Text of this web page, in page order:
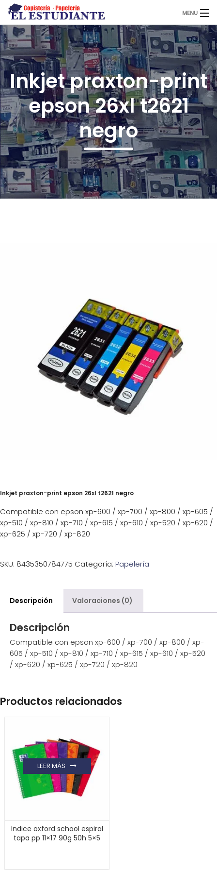
MENU
El Estudiante
Copistería
Papelería
Servicios
Novedades
¡Imprimir!
Inkjet praxton-print
epson 26xl t2621
negro
Inkjet praxton-print epson 26xl t2621 negro
Compatible con epson xp-600 / xp-700 / xp-800 / xp-605 /
xp-510 / xp-810 / xp-710 / xp-615 / xp-610 / xp-520 / xp-620 /
xp-625 / xp-720 / xp-820
SKU: 8435350784775 Categoría: Papelería
Descripción Valoraciones (0)
Descripción
Compatible con epson xp-600 / xp-700 / xp-800 / xp-
605 / xp-510 / xp-810 / xp-710 / xp-615 / xp-610 / xp-520
/ xp-620 / xp-625 / xp-720 / xp-820
Productos relacionados
Indice oxford school espiral
tapa pp 11×17 90g 50h 5×5
LEER MÁS